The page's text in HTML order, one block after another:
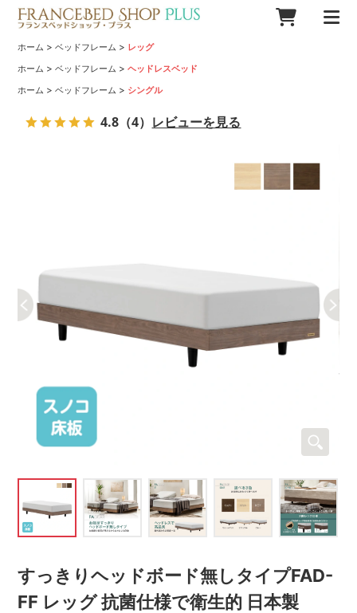
ホーム >ベッドフレーム > レッグ
ホーム >ベッドフレーム >ヘッドレスベッド
ホーム >ベッドフレーム > シングル
すっきりヘッドボード無しタイプFAD-
FF レッグ 抗菌仕様で衛生的 日本製
4.8 （4） レビューを見る